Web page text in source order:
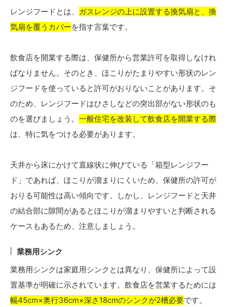
レンジフードとは、
ガスレンジの上に設置する換気扇と、換
気扇を覆うカバーを指す言葉です。
飲食店を開業する際は、保健所から営業許可を取得しなけれ
ばなりません。そのとき、ほこりがたまりやすい形状のレン
ジフードを使っていると許可がおりないことがあります。そ
のため、レンジフードはひさしなどの突出部がない形状のも
のを選びましょう。 一般住宅を改装して飲食店を開業する際
は、特に気をつける必要があります。
天井から床にかけて直線状に伸びている「箱型レンジフー
ド」であれば、ほこりが溜まりにくいため、保健所の許可が
おりる可能性は高い傾向です。しかし、レンジフードと天井
の結合部に隙間があるとほこりが溜まりやすいと判断される
ケースもあるため、注意しましょう。
業務用シンク
業務用シンクは家庭用シンクとは異なり、保健所によって設
置基準が明確に示されています。飲食店を営業するためには
幅45cm×奥行36cm×深さ18cmのシンクが2槽必要です。